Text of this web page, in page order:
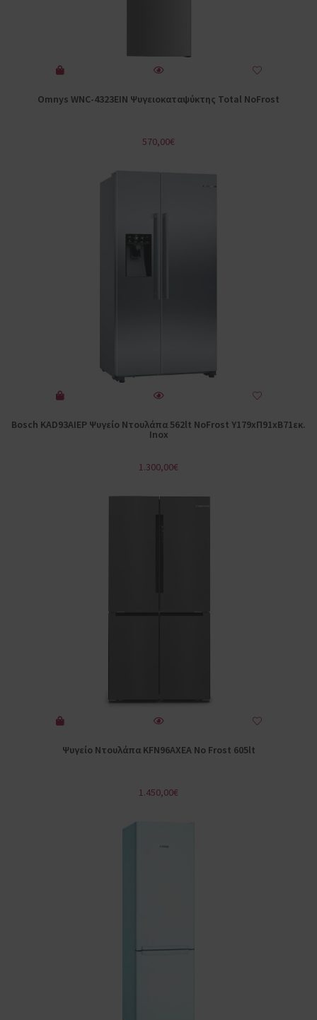
Omnys WNC-4323EIN Ψυγειοκαταψύκτης Total NoFrost
570,00€
Bosch KAD93AIEP Ψυγείο Ντουλάπα 562lt NoFrost Υ179xΠ91xΒ71εκ.
Inox
1.300,00€
Ψυγείο Ντουλάπα KFN96AXEA No Frost 605lt
1.450,00€